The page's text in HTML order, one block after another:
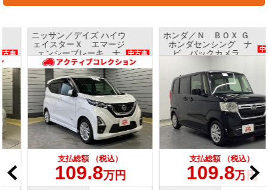
ニッサン／デイズ ハイウ
ェイスターＸ エマージ
ェンシーブレーキ ナ
ビ アラウンドビューモ
ニター インテリキー
中古車
支払総額 （税込）
109.8万円
ホンダ／Ｎ ＢＯＸ Ｇ
ホンダセンシング ナ
ビ バックカメラ
中古車
支払総額 （税込）
109.8万円